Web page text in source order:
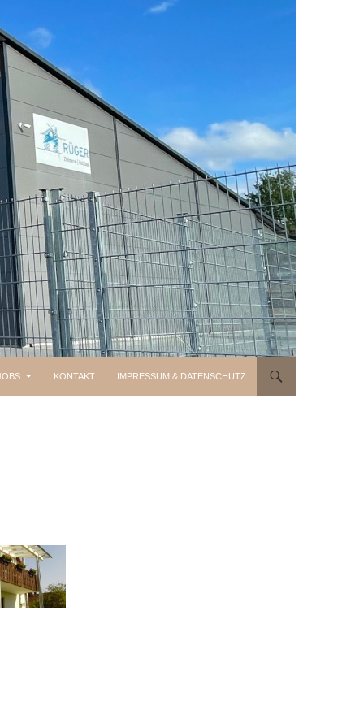
KONTAKT IMPRESSUM & DATENSCHUTZ